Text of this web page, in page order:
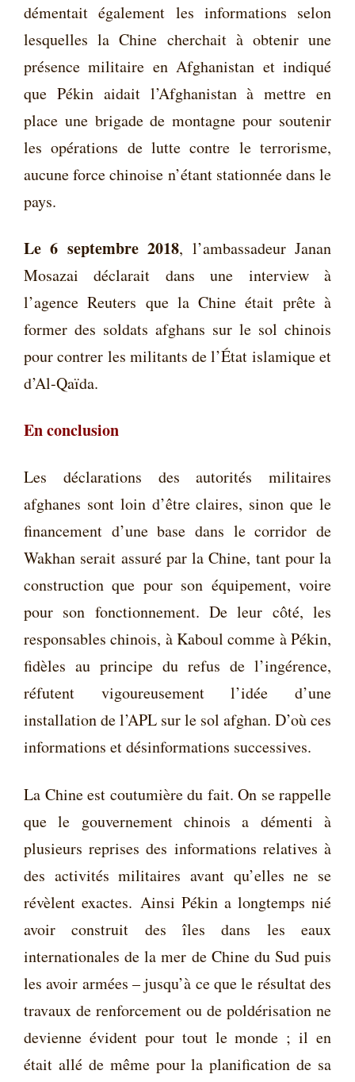
démentait également les informations selon
lesquelles la Chine cherchait à obtenir une
présence militaire en Afghanistan et indiqué
que Pékin aidait l’Afghanistan à mettre en
place une brigade de montagne pour soutenir
les opérations de lutte contre le terrorisme,
aucune force chinoise n’étant stationnée dans le
pays.
Le 6 septembre 2018, l’ambassadeur Janan
Mosazai déclarait dans une interview à
l’agence Reuters que la Chine était prête à
former des soldats afghans sur le sol chinois
pour contrer les militants de l’État islamique et
d’Al-Qaïda.
En conclusion
Les déclarations des autorités militaires
afghanes sont loin d’être claires, sinon que le
financement d’une base dans le corridor de
Wakhan serait assuré par la Chine, tant pour la
construction que pour son équipement, voire
pour son fonctionnement. De leur côté, les
responsables chinois, à Kaboul comme à Pékin,
fidèles au principe du refus de l’ingérence,
réfutent vigoureusement l’idée d’une
installation de l’APL sur le sol afghan. D’où ces
informations et désinformations successives.
La Chine est coutumière du fait. On se rappelle
que le gouvernement chinois a démenti à
plusieurs reprises des informations relatives à
des activités militaires avant qu’elles ne se
révèlent exactes. Ainsi Pékin a longtemps nié
avoir construit des îles dans les eaux
internationales de la mer de Chine du Sud puis
les avoir armées – jusqu’à ce que le résultat des
travaux de renforcement ou de poldérisation ne
devienne évident pour tout le monde ; il en
était allé de même pour la planification de sa